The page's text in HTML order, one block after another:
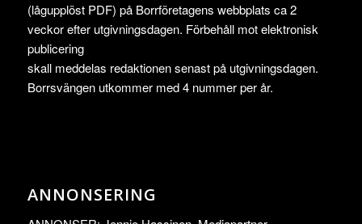
(lågupplöst PDF) på Borrföretagens webbplats ca 2
veckor efter utgivningsdagen. Förbehåll mot elektronisk
publicering
skall meddelas redaktionen senast på utgivningsdagen.
Borrsvängen utkommer med 4 nummer per år.
ANNONSERING